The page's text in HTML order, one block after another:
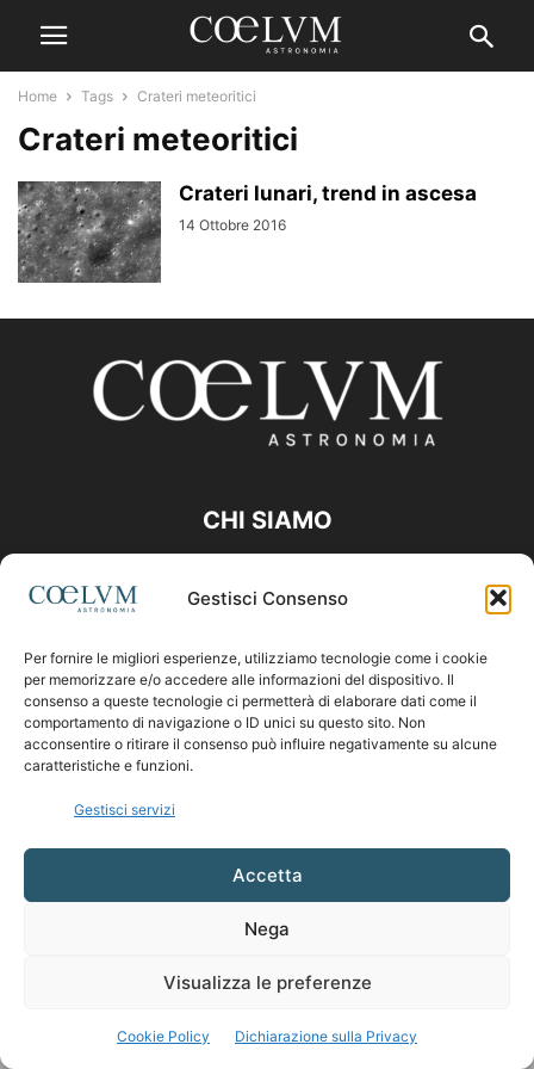
Gestisci Consenso
Per fornire le migliori esperienze, utilizziamo tecnologie come i cookie
per memorizzare e/o accedere alle informazioni del dispositivo. Il
consenso a queste tecnologie ci permetterà di elaborare dati come il
comportamento di navigazione o ID unici su questo sito. Non
acconsentire o ritirare il consenso può influire negativamente su alcune
caratteristiche e funzioni.
Gestisci servizi
Accetta
Nega
Visualizza le preferenze
Cookie Policy Dichiarazione sulla Privacy
Home Tags Crateri meteoritici
Crateri meteoritici
Crateri lunari, trend in ascesa
14 Ottobre 2016
CHI SIAMO
Contattaci:coelumastro@coelum.com
SEGUICI